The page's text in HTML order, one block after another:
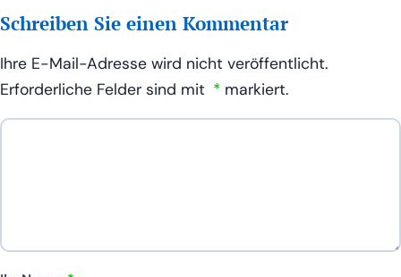
Schreiben Sie einen Kommentar
Ihre E-Mail-Adresse wird nicht veröffentlicht.
Erforderliche Felder sind mit *markiert.
Ihr